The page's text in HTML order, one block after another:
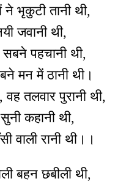
ने भृकुटी तानी थी,
जवानी थी,
पहचानी थी,
मन में ठानी थी।
तलवार पुरानी थी,
कहानी थी,
वाली रानी थी।।
बहन छबीली थी,